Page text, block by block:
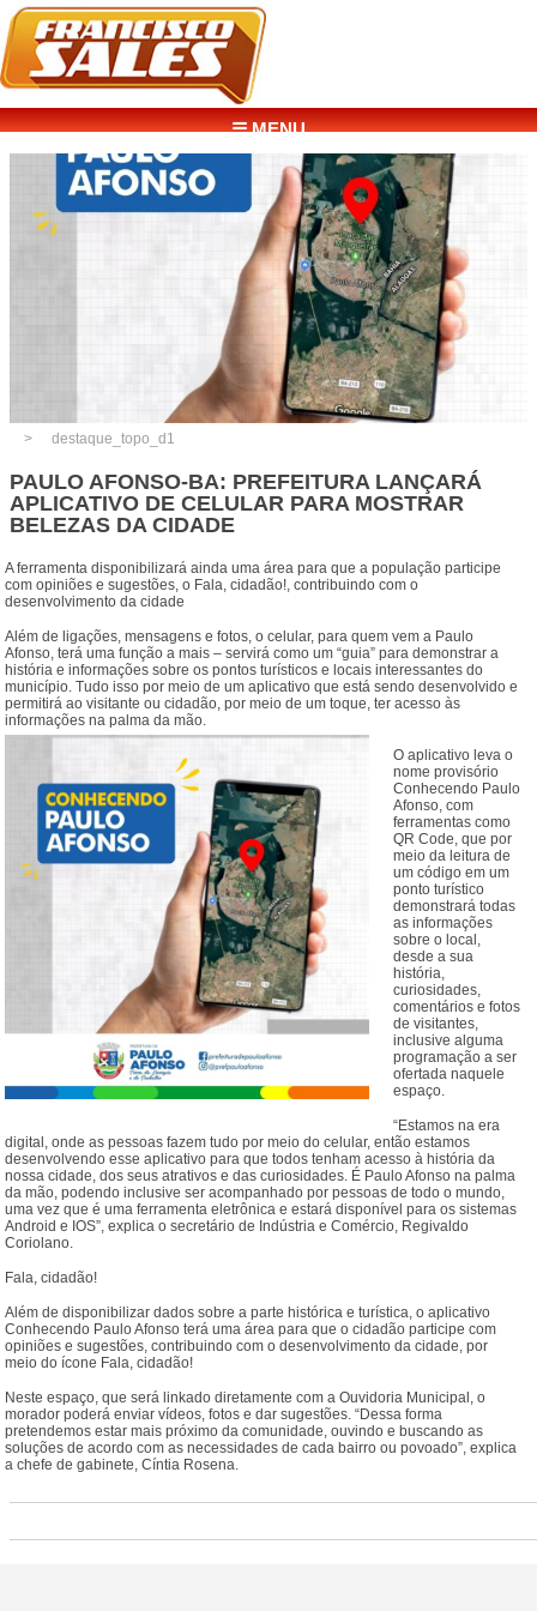
☰ MENU
destaque_topo_d1
PAULO AFONSO-BA: PREFEITURA LANÇARÁ
APLICATIVO DE CELULAR PARA MOSTRAR
BELEZAS DA CIDADE
A ferramenta disponibilizará ainda uma área para que a população participe
com opiniões e sugestões, o Fala, cidadão!, contribuindo com o
desenvolvimento da cidade
Além de ligações, mensagens e fotos, o celular, para quem vem a Paulo
Afonso, terá uma função a mais – servirá como um “guia” para demonstrar a
história e informações sobre os pontos turísticos e locais interessantes do
município. Tudo isso por meio de um aplicativo que está sendo desenvolvido e
permitirá ao visitante ou cidadão, por meio de um toque, ter acesso às
informações na palma da mão.
O aplicativo leva o
nome provisório
Conhecendo Paulo
Afonso, com
ferramentas como
QR Code, que por
meio da leitura de
um código em um
ponto turístico
demonstrará todas
as informações
sobre o local,
desde a sua
história,
curiosidades,
comentários e fotos
de visitantes,
inclusive alguma
programação a ser
ofertada naquele
espaço.
“Estamos na era
digital, onde as pessoas fazem tudo por meio do celular, então estamos
desenvolvendo esse aplicativo para que todos tenham acesso à história da
nossa cidade, dos seus atrativos e das curiosidades. É Paulo Afonso na palma
da mão, podendo inclusive ser acompanhado por pessoas de todo o mundo,
uma vez que é uma ferramenta eletrônica e estará disponível para os sistemas
Android e IOS”, explica o secretário de Indústria e Comércio, Regivaldo
Coriolano.
Fala, cidadão!
Além de disponibilizar dados sobre a parte histórica e turística, o aplicativo
Conhecendo Paulo Afonso terá uma área para que o cidadão participe com
opiniões e sugestões, contribuindo com o desenvolvimento da cidade, por
meio do ícone Fala, cidadão!
Neste espaço, que será linkado diretamente com a Ouvidoria Municipal, o
morador poderá enviar vídeos, fotos e dar sugestões. “Dessa forma
pretendemos estar mais próximo da comunidade, ouvindo e buscando as
soluções de acordo com as necessidades de cada bairro ou povoado”, explica
a chefe de gabinete, Cíntia Rosena.